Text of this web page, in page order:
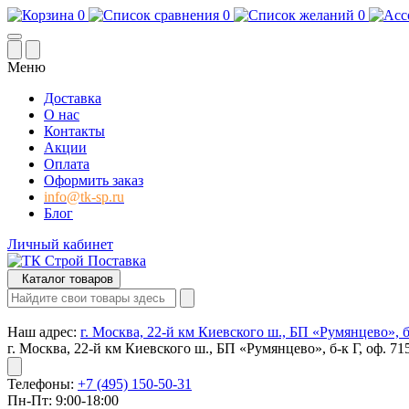
0 0 0
Меню
Доставка
О нас
Контакты
Акции
Оплата
Оформить заказ
info@tk-sp.ru
Блог
Личный кабинет
Каталог товаров
Наш адрес: г. Москва, 22-й км Киевского ш., БП «Румянцево»,
г. Москва, 22-й км Киевского ш., БП «Румянцево», б-к Г, оф.
Телефоны: +7 (495) 150-50-31
Пн-Пт: 9:00-18:00